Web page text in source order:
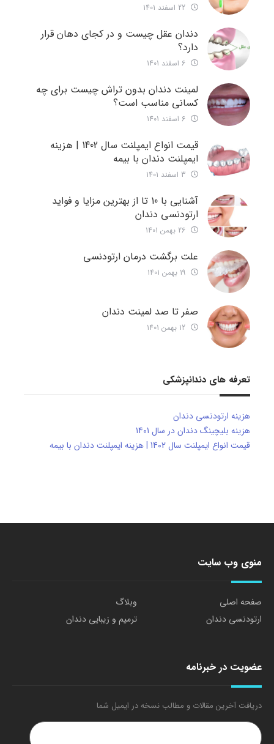
دندان عقل چیست و در کجای دهان قرار
دارد؟
لمینت دندان بدون تراش چیست برای چه
کسانی مناسب است؟
قیمت انواع ایمپلنت سال 1402 | هزینه
ایمپلنت دندان با بیمه
آشنایی با 10 تا از بهترین مزایا و فواید
ارتودنسی دندان
علت برگشت درمان ارتودنسی
صفر تا صد لمینت دندان
تعرفه های دندانپزشکی
هزینه ارتودنسی دندان
هزینه بلیچینگ دندان در سال 1401
قیمت انواع ایمپلنت سال 1402 | هزینه ایمپلنت دندان با بیمه
منوی وب سایت
صفحه اصلی
وبلاگ
ارتودنسی دندان
ترمیم و زیبایی دندان
عضویت در خبرنامه
دریافت آخرین مقالات و مطالب نسخه در ایمیل شما